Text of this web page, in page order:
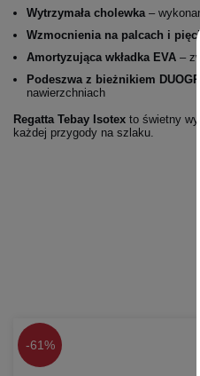
Wytrzymała cholewka –
Wzmocnienia na palcach i pięcie
Amortyzująca wkładka EVA –
Podeszwa z bieżnikiem
nawierzchniach
Regatta Tebay Isotex to świetny
każdej przygody na szlaku.
-61%